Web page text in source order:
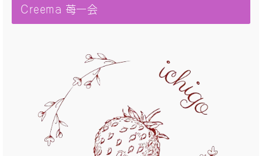
Creema 苺一会